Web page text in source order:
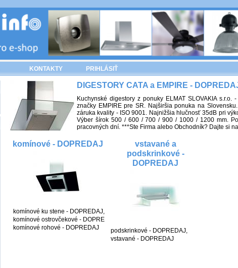
KONTAKTY PRIHLÁSIŤ
DIGESTORY CATA a EMPIRE -
Kuchynské digestory z ponuky ELMAT SLOVAKIA
značky EMPIRE pre SR. Najširšia ponuka na
záruka kvality - ISO 9001. Najnižšia hlučnosť 35dB pri
Výber šírok 500 / 600 / 700 / 900 / 1000 / 1200 mm.
pracovných dní. ***Ste Firma alebo Obchodník? Dajte si
komínové - DOPREDAJ
komínové ku stene - DOPREDAJ,
komínové ostrovčekové - DOPREDAJ
komínové rohové - DOPREDAJ
vstavané a
podskrinkové -
DOPREDAJ
podskrinkové - DOPREDAJ,
vstavané - DOPREDAJ